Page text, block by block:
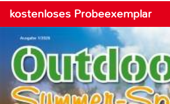
kostenloses Probeexemplar